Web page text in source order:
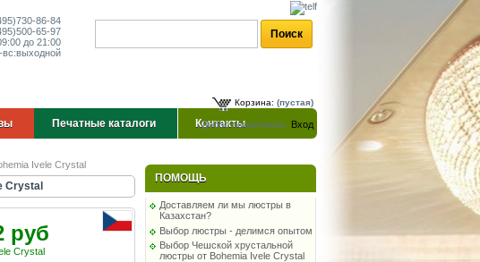
730-86-84
500-65-97
до 21:00
вс:выходной
Корзина: (пустая)
Добро пожаловать, Вход
Печатные каталоги Контакты
Ivele Crystal
Crystal
руб
Crystal
ПОМОЩЬ
Доставляем ли мы люстры в
Казахстан?
Выбор люстры - делимся опытом
Выбор Чешской хрустальной
люстры от Bohemia Ivele Crystal